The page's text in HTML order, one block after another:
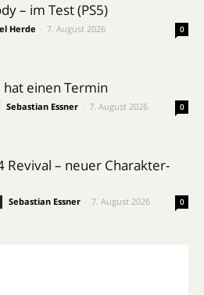
– im Test (PS5)
Herde 7. August 2026 0
hat einen Termin
Sebastian Essner 7. August 2026 0
Revival – neuer Charakter-
Sebastian Essner 7. August 2026 0